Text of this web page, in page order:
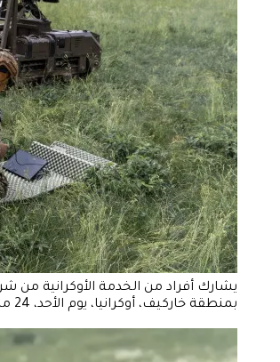
يشارك أفراد من الخدمة الأوكرانية من
بمنطقة خاركيف، أوكرانيا، يوم الأحد، 24 مايو 2026.